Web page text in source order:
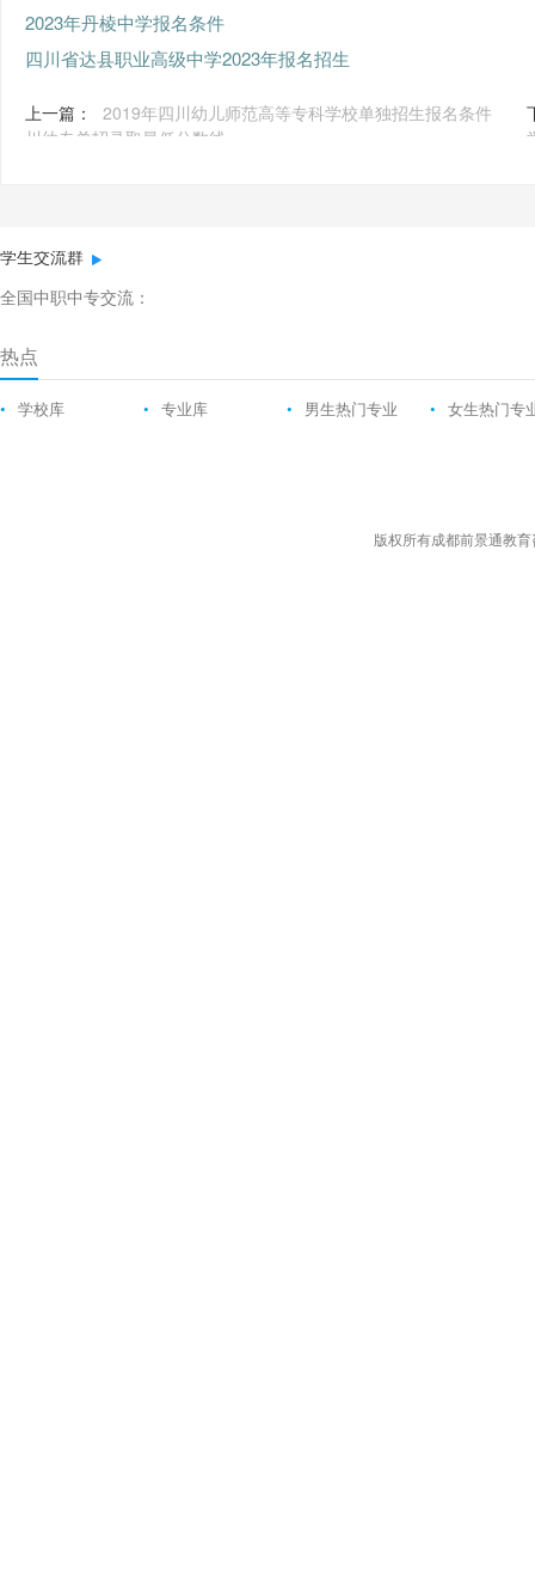
2023年丹棱中学报名条件
四川省达县职业高级中学2023年报名招生
上一篇：
2019年四川幼儿师范高等专科学校单独招生报名条件
川幼专单招录取最低分数线
学生交流群
全国中职中专交流：
热点
• 学校库 • 专业库 • 男生热门专业 • 女生热门专
版权所有成都前景通教